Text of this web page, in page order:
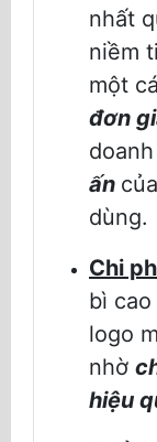
nhất
niềm
một
đơn
ấn
dùng.
Chi
bì
logo
nhờ
hiệu